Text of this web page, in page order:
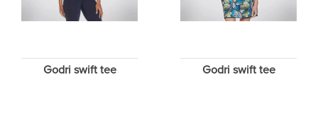
Godri swift tee Godri swift tee